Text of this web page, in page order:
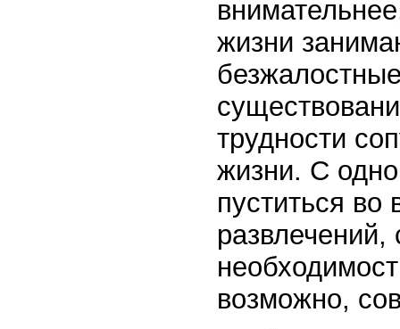
жизни
трудности
жизни. С
пуститься во
развлечений,
возможно,